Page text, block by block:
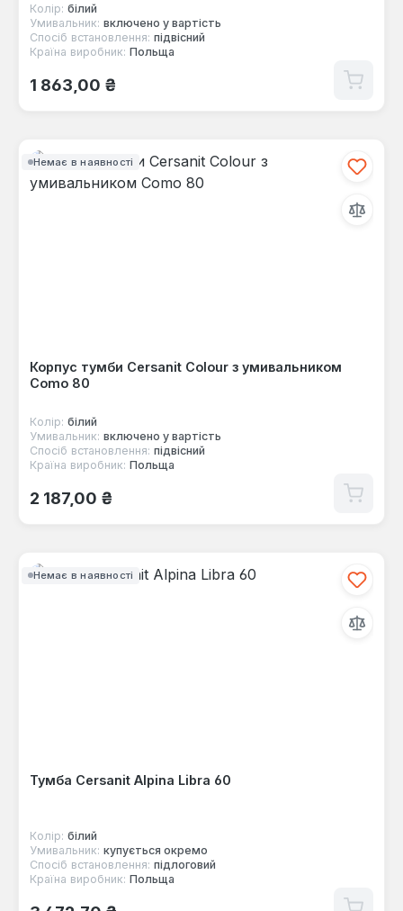
Колір: білий
Умивальник: включено у вартість
Спосіб встановлення: підвісний
Країна виробник: Польща
Звичайна ціна:
1 863,00 ₴
Немає в наявності
Корпус тумби Cersanit Colour з умивальником
Como 80
Колір: білий
Умивальник: включено у вартість
Спосіб встановлення: підвісний
Країна виробник: Польща
Звичайна ціна:
2 187,00 ₴
Немає в наявності
Тумба Cersanit Alpina Libra 60
Колір: білий
Умивальник: купується окремо
Спосіб встановлення: підлоговий
Країна виробник: Польща
Звичайна ціна: